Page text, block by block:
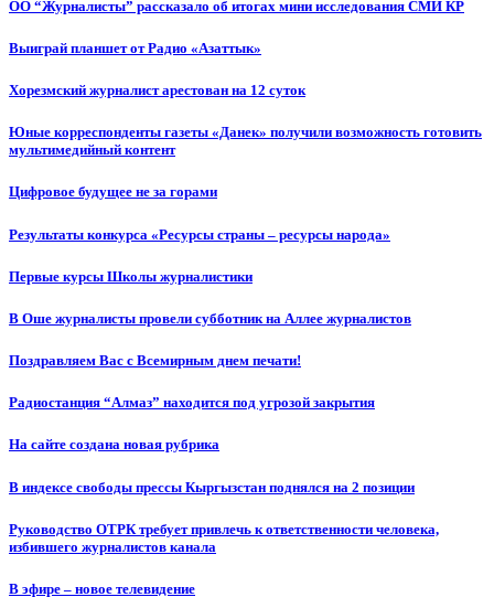
ОО “Журналисты” рассказало об итогах мини исследования СМИ КР
Выиграй планшет от Радио «Азаттык»
Хорезмский журналист арестован на 12 суток
Юные корреспонденты газеты «Данек» получили возможность готовить
мультимедийный контент
Цифровое будущее не за горами
Результаты конкурса «Ресурсы страны – ресурсы народа»
Первые курсы Школы журналистики
В Оше журналисты провели субботник на Аллее журналистов
Поздравляем Вас с Всемирным днем печати!
Радиостанция “Алмаз” находится под угрозой закрытия
На сайте создана новая рубрика
В индексе свободы прессы Кыргызстан поднялся на 2 позиции
Руководство ОТРК требует привлечь к ответственности человека,
избившего журналистов канала
В эфире – новое телевидение